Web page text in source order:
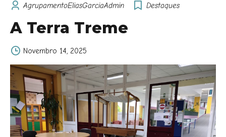
AgrupamentoEliasGarciaAdmin Destaques
A Terra Treme
Novembro 14, 2025